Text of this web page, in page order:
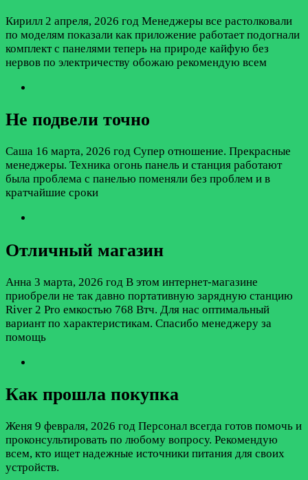
Кирилл 2 апреля, 2026 год Менеджеры все растолковали
по моделям показали как приложение работает подогнали
комплект с панелями теперь на природе кайфую без
нервов по электричеству обожаю рекомендую всем
Не подвели точно
Саша 16 марта, 2026 год Супер отношение. Прекрасные
менеджеры. Техника огонь панель и станция работают
была проблема с панелью поменяли без проблем и в
кратчайшие сроки
Отличный магазин
Анна 3 марта, 2026 год В этом интернет-магазине
приобрели не так давно портативную зарядную станцию
River 2 Pro емкостью 768 Втч. Для нас оптимальный
вариант по характеристикам. Спасибо менеджеру за
помощь
Как прошла покупка
Женя 9 февраля, 2026 год Персонал всегда готов помочь и
проконсультировать по любому вопросу. Рекомендую
всем, кто ищет надежные источники питания для своих
устройств.